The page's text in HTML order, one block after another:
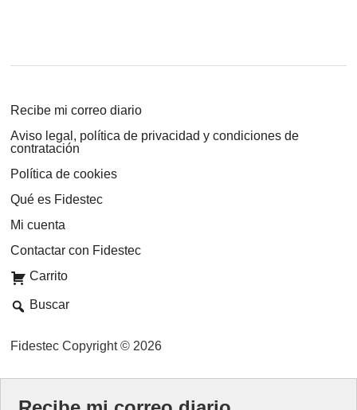
Recibe mi correo diario
Aviso legal, política de privacidad y condiciones de
contratación
Política de cookies
Qué es Fidestec
Mi cuenta
Contactar con Fidestec
Carrito
Buscar
Fidestec Copyright © 2026